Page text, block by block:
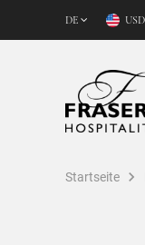
DE USD
Startseite